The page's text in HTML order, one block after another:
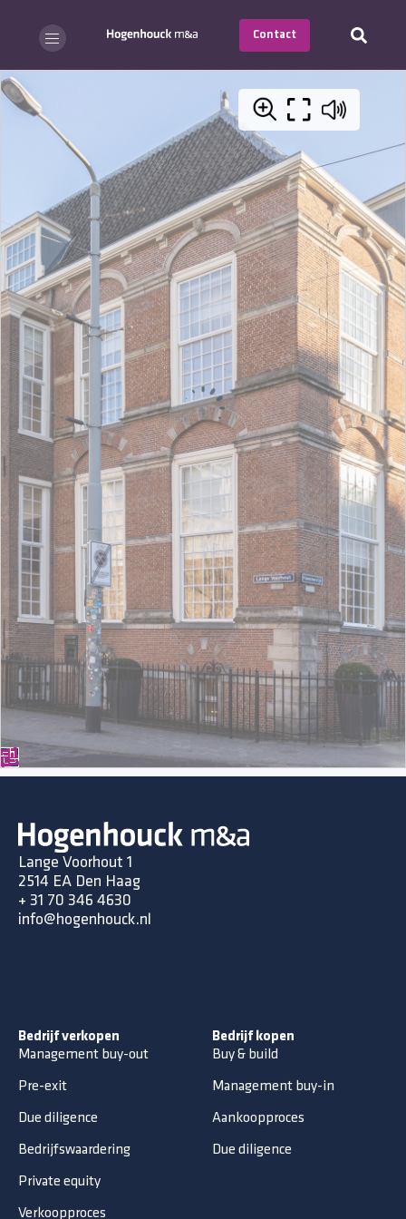
Contact
Lange Voorhout 1
2514 EA Den Haag
+ 31 70 346 4630
info@hogenhouck.nl
Bedrijf verkopen
Management buy-out
Pre-exit
Due diligence
Bedrijfswaardering
Private equity
Verkoopproces
Bedrijf kopen
Buy & build
Management buy-in
Aankoopproces
Due diligence